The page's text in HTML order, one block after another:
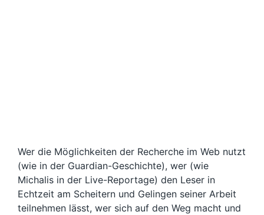
Wer die Möglichkeiten der Recherche im Web nutzt
(wie in der Guardian-Geschichte), wer (wie
Michalis in der Live-Reportage) den Leser in
Echtzeit am Scheitern und Gelingen seiner Arbeit
teilnehmen lässt, wer sich auf den Weg macht und